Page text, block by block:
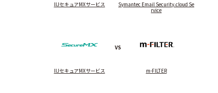
IIJセキュアMXサービス
Symantec Email Security.cloud Se
rvice
IIJセキュアMXサービス
VS
m-FILTER